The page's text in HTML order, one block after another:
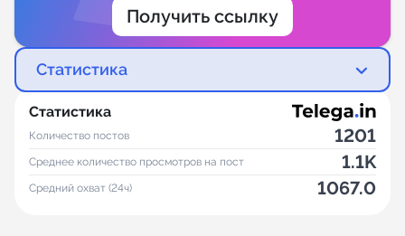
Получить ссылку
Статистика
Статистика
Количество постов 1201
Среднее количество просмотров на пост 1.1K
Средний охват (24ч) 1067.0